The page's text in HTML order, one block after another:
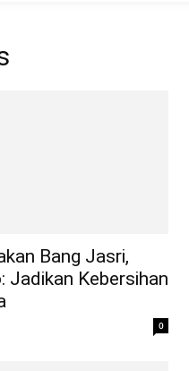
Bang Jasri,
Jadikan Kebersihan
0